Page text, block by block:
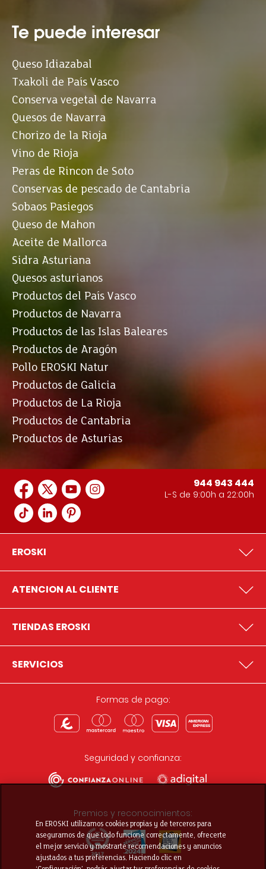
Te puede interesar
Queso Idiazabal
Txakoli de País Vasco
Conserva vegetal de Navarra
Quesos de Navarra
Chorizo de la Rioja
Vino de Rioja
Peras de Rincon de Soto
Conservas de pescado de Cantabria
Sobaos Pasiegos
Queso de Mahon
Aceite de Mallorca
Sidra Asturiana
Quesos asturianos
Productos del País Vasco
Productos de Navarra
Productos de las Islas Baleares
Productos de Aragón
Pollo EROSKI Natur
Productos de Galicia
Productos de La Rioja
Productos de Cantabria
Productos de Asturias
944 943 444
L-S de 9:00h a 22:00h
EROSKI
ATENCION AL CLIENTE
TIENDAS EROSKI
SERVICIOS
Formas de pago:
Seguridad y confianza:
Premios y reconocimientos:
En EROSKI utilizamos cookies propias y de terceros para
asegurarnos de que todo funcione correctamente, ofrecerte
el mejor servicio y mostrarte recomendaciones y anuncios
ajustados a tus preferencias. Haciendo clic en